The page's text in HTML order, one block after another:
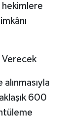
hekimlere
Verecek
600